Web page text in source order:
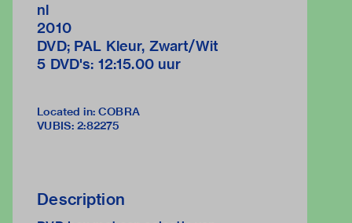
nl
2010
DVD; PAL Kleur, Zwart/Wit
5 DVD's: 12:15.00 uur
Located in: COBRA
VUBIS: 2:82275
Description